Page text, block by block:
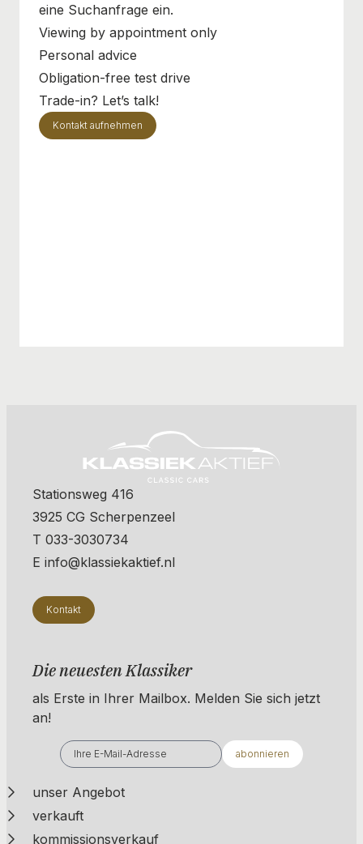
eine Suchanfrage ein.
Viewing by appointment only
Personal advice
Obligation-free test drive
Trade-in? Let’s talk!
Kontakt aufnehmen
Stationsweg 416
3925 CG Scherpenzeel
T 033-3030734
E info@klassiekaktief.nl
Kontakt
Die neuesten Klassiker
als Erste in Ihrer Mailbox. ​​​​​​Melden Sie sich jetzt
an!
abonnieren
unser Angebot
verkauft
kommissionsverkauf